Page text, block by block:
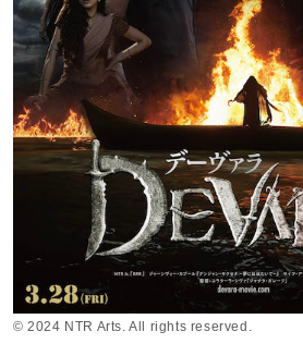
© 2024 NTR Arts. All rights reserved.